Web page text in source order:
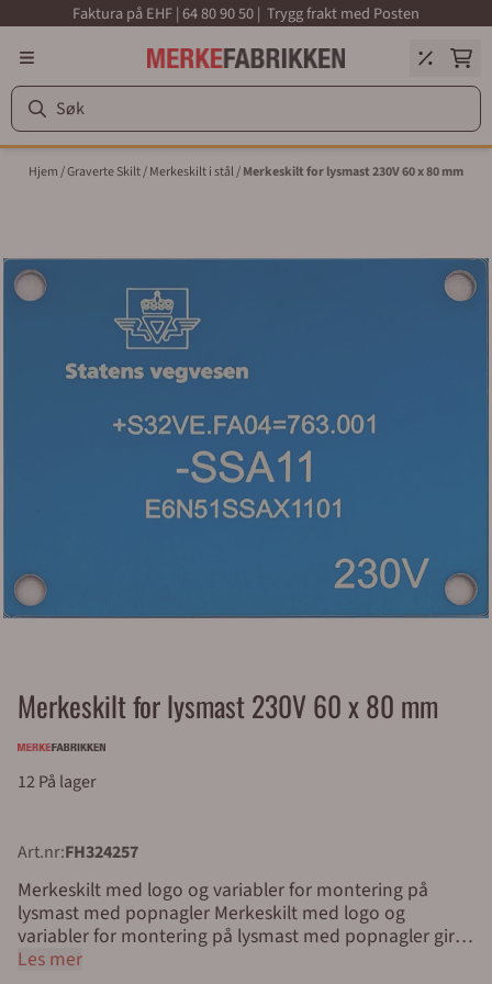
Hopp til innholdFaktura på EHF | 64 80 90 50 | Trygg frakt med Posten
Hjem/Graverte Skilt/Merkeskilt i stål/Merkeskilt for lysmast 230V 60 x 80 mm
Merkeskilt for lysmast 230V 60 x 80 mm
12 På lager
Art.nr:FH324257
Merkeskilt med logo og variabler for montering på
lysmast med popnagler Merkeskilt med logo og
variabler for montering på lysmast med popnagler gir
enkel identifikasjon av lysmaster, lyktestolper og
Les mer